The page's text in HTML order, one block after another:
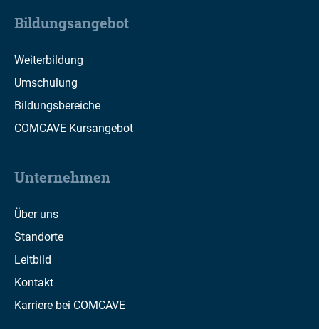
Bildungsangebot
Weiterbildung
Umschulung
Bildungsbereiche
COMCAVE Kursangebot
Unternehmen
Über uns
Standorte
Leitbild
Kontakt
Karriere bei COMCAVE